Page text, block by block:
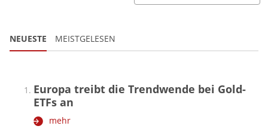
NEUESTE MEISTGELESEN
Europa treibt die Trendwende bei Gold-
ETFs an
mehr